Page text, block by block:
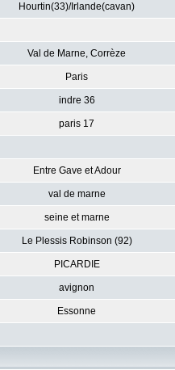
Hourtin(33)/Irlande(cavan)
Val de Marne, Corrèze
Paris
indre 36
paris 17
Entre Gave et Adour
val de marne
seine et marne
Le Plessis Robinson (92)
PICARDIE
avignon
Essonne